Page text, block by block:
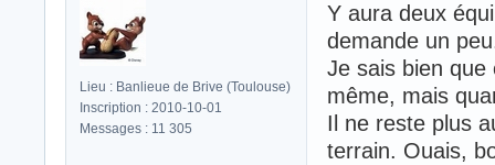
Lieu : Banlieue de Brive (Toulouse)
Inscription : 2010-10-01
Messages : 11 305
Y aura deux
demande un
Je sais bien
même, mais
Il ne reste plus
terrain. Ouais,